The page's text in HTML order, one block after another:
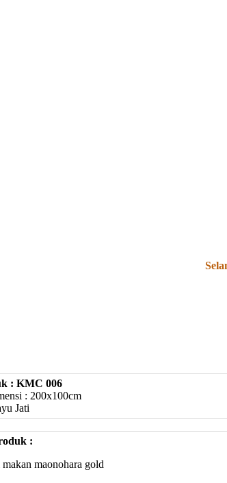
: KMC 006
: 200x100cm
Jati
:
makan maonohara gold